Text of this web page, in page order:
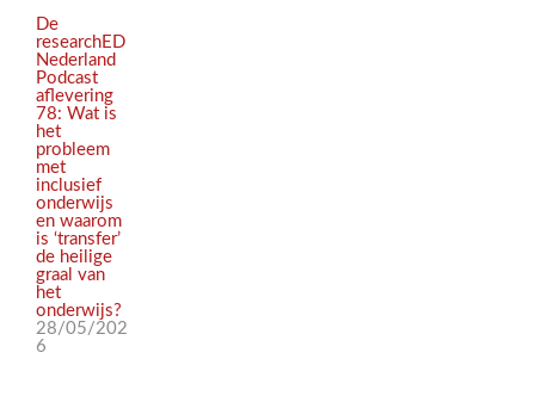
De
researchED
Nederland
Podcast
aflevering
78: Wat is
het
probleem
met
inclusief
onderwijs
en waarom
is ‘transfer’
de heilige
graal van
het
onderwijs?
28/05/202
6